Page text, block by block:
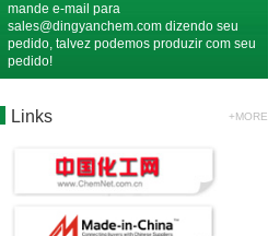
mande e-mail para
sales@dingyanchem.com dizendo seu
pedido, talvez podemos produzir com seu
pedido!
Links +MORE